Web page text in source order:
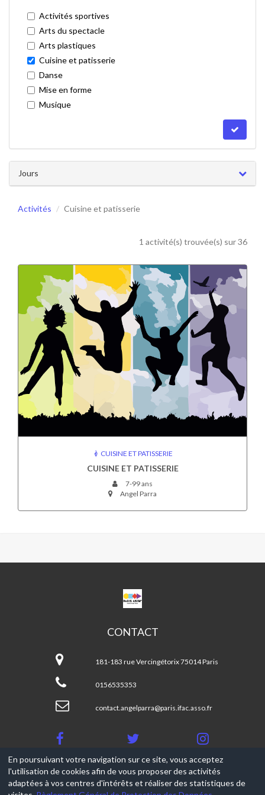
Activités sportives
Arts du spectacle
Arts plastiques
Cuisine et patisserie
Danse
Mise en forme
Musique
Jours
Activités Cuisine et patisserie
1 activité(s) trouvée(s) sur 36
CUISINE ET PATISSERIE
CUISINE ET PATISSERIE
7-99 ans
Angel Parra
CPA
ANGEL
CONTACT
Angel
Parra
181-183 rue Vercingétorix 75014 Paris
0156535353
contact.angelparra@paris.ifac.asso.fr
© 2017-2026, Ce site est propulsé par Aniapps.fr
En poursuivant votre navigation sur ce site, vous acceptez
l'utilisation de cookies afin de vous proposer des activités
adaptées à vos centres d'intérêts et réaliser des statistiques de